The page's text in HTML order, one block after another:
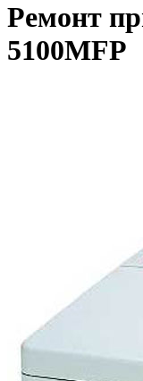
Ремонт
5100MFP